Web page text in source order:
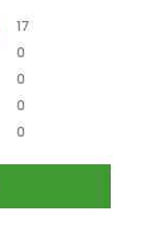
17
0
0
0
0